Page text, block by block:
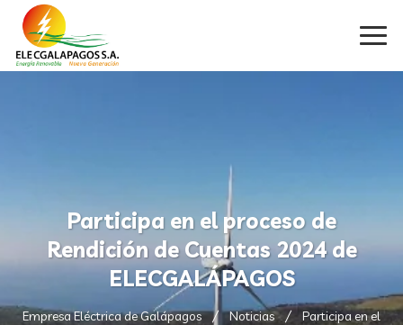
Participa en el proceso de
Rendición de Cuentas 2024 de
ELECGALÁPAGOS
Empresa Eléctrica de Galápagos Noticias
Participa en el